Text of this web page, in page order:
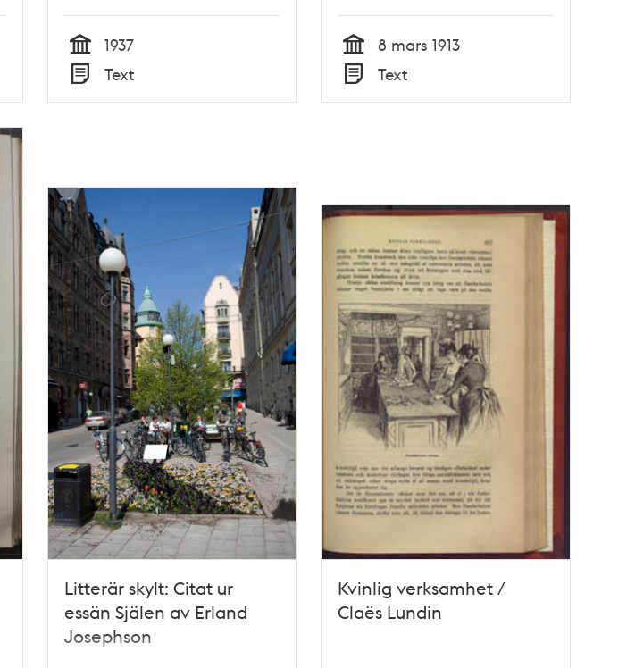
Tid
1937
Typ
Text Tid
8 mars 1913
Typ
Text
Litterär skylt: Citat ur
essän Själen av Erland
Josephson
Kvinlig verksamhet /
Claës Lundin